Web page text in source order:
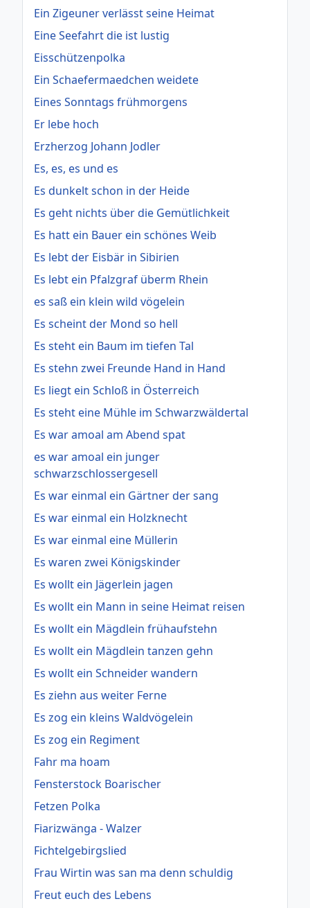
Ein Zigeuner verlässt seine Heimat
Eine Seefahrt die ist lustig
Eisschützenpolka
Ein Schaefermaedchen weidete
Eines Sonntags frühmorgens
Er lebe hoch
Erzherzog Johann Jodler
Es, es, es und es
Es dunkelt schon in der Heide
Es geht nichts über die Gemütlichkeit
Es hatt ein Bauer ein schönes Weib
Es lebt der Eisbär in Sibirien
Es lebt ein Pfalzgraf überm Rhein
es saß ein klein wild vögelein
Es scheint der Mond so hell
Es steht ein Baum im tiefen Tal
Es stehn zwei Freunde Hand in Hand
Es liegt ein Schloß in Österreich
Es steht eine Mühle im Schwarzwäldertal
Es war amoal am Abend spat
es war amoal ein junger
schwarzschlossergesell
Es war einmal ein Gärtner der sang
Es war einmal ein Holzknecht
Es war einmal eine Müllerin
Es waren zwei Königskinder
Es wollt ein Jägerlein jagen
Es wollt ein Mann in seine Heimat reisen
Es wollt ein Mägdlein frühaufstehn
Es wollt ein Mägdlein tanzen gehn
Es wollt ein Schneider wandern
Es ziehn aus weiter Ferne
Es zog ein kleins Waldvögelein
Es zog ein Regiment
Fahr ma hoam
Fensterstock Boarischer
Fetzen Polka
Fiarizwänga - Walzer
Fichtelgebirgslied
Frau Wirtin was san ma denn schuldig
Freut euch des Lebens